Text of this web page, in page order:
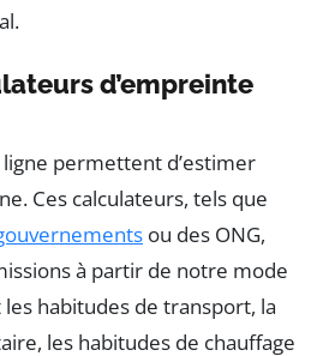
d’empreinte
permettent d’estimer
Ces calculateurs, tels que
ou des ONG,
à partir de notre mode
habitudes de transport, la
les habitudes de chauffage